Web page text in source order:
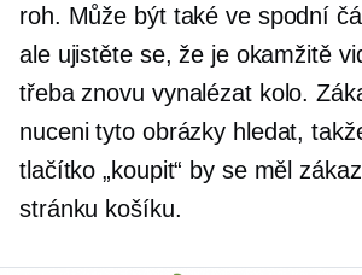
roh. Může být také ve spodní
ale ujistěte se, že je okamžitě
třeba znovu vynalézat kolo.
nuceni tyto obrázky hledat,
tlačítko „koupit“ by se měl
stránku košíku.